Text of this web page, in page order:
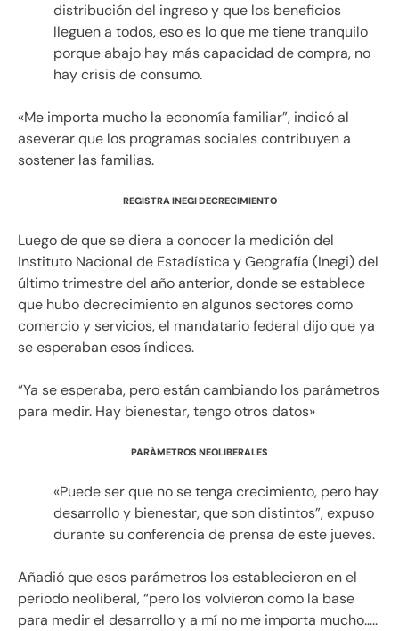
distribución del ingreso y que los beneficios
lleguen a todos, eso es lo que me tiene tranquilo
porque abajo hay más capacidad de compra, no
hay crisis de consumo.
«Me importa mucho la economía familiar”, indicó al
aseverar que los programas sociales contribuyen a
sostener las familias.
REGISTRA INEGI DECRECIMIENTO
Luego de que se diera a conocer la medición del
Instituto Nacional de Estadística y Geografía (Inegi) del
último trimestre del año anterior, donde se establece
que hubo decrecimiento en algunos sectores como
comercio y servicios, el mandatario federal dijo que ya
se esperaban esos índices.
“Ya se esperaba, pero están cambiando los parámetros
para medir. Hay bienestar, tengo otros datos»
PARÁMETROS NEOLIBERALES
«Puede ser que no se tenga crecimiento, pero hay
desarrollo y bienestar, que son distintos”, expuso
durante su conferencia de prensa de este jueves.
Añadió que esos parámetros los establecieron en el
periodo neoliberal, “pero los volvieron como la base
para medir el desarrollo y a mí no me importa mucho…..